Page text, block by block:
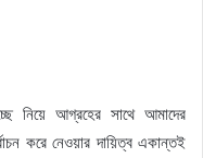
নিয়ে আগ্রহের সাথে আমাদের
করে নেওয়ার দায়িত্ব একান্তই